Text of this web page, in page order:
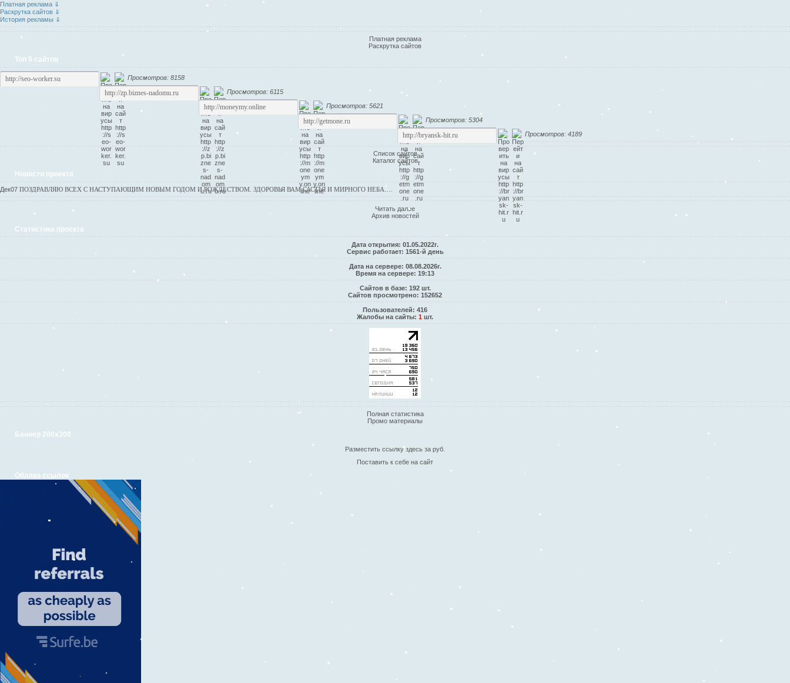
Платная реклама ⇓
Раскрутка сайтов ⇓
История рекламы ⇓
Платная реклама
Раскрутка сайтов
Топ 5 сайтов
Просмотров: 8158
Просмотров: 6115
Просмотров: 5621
Просмотров: 5304
Просмотров: 4189
Список сайтов
Каталог сайтов
Новости проекта
Дек07 ПОЗДРАВЛЯЮ ВСЕХ С НАСТУПАЮЩИМ НОВЫМ ГОДОМ И РОЖДЕСТВОМ. ЗДОРОВЬЯ ВАМ САСТЬЯ И МИРНОГО НЕБА.…
Читать далее
Архив новостей
Статистика проекта
Дата открытия: 01.05.2022г.
Сервис работает: 1561-й день
Дата на сервере: 08.08.2026г.
Время на сервере: 19:13
Сайтов в базе: 192 шт.
Сайтов просмотрено: 152652
Пользователей: 416
Жалобы на сайты: 1 шт.
Полная статистика
Промо материалы
Баннер 200х300
Разместить ссылку здесь за руб.
Поставить к себе на сайт
Облако ссылок